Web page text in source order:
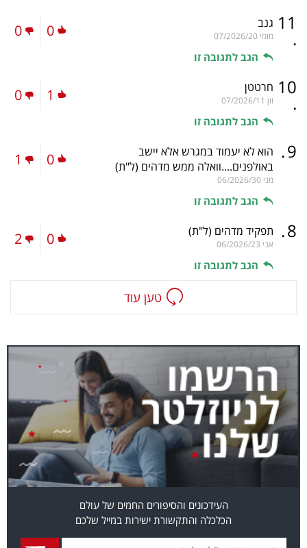
11
.
גנב
מומי 07/2026/20
הגב לתגובה זו
0
0
10
.
חרטטן
וון 07/2026/11
הגב לתגובה זו
1
0
9
. הוא לא יעמוד במגרש אלא יישב
באולפנים....וואלה ממש מדהים (ל"ת)
מני 06/2026/30
הגב לתגובה זו
0
1
8
. תפקיד מדהים (ל"ת)
אבי 06/2026/23
הגב לתגובה זו
0
2
טען עוד
העידכונים והסיפורים החמים של עולם
הכלכלה והתקשורת ישירות במייל שלכם